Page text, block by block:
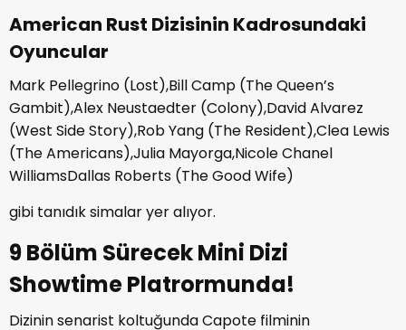
American Rust Dizisinin Kadrosundaki
Oyuncular
Mark Pellegrino (Lost),Bill Camp (The Queen’s
Gambit),Alex Neustaedter (Colony),David Alvarez
(West Side Story),Rob Yang (The Resident),Clea Lewis
(The Americans),Julia Mayorga,Nicole Chanel
WilliamsDallas Roberts (The Good Wife)
gibi tanıdık simalar yer alıyor.
9 Bölüm Sürecek Mini Dizi
Showtime Platrormunda!
Dizinin senarist koltuğunda Capote filminin